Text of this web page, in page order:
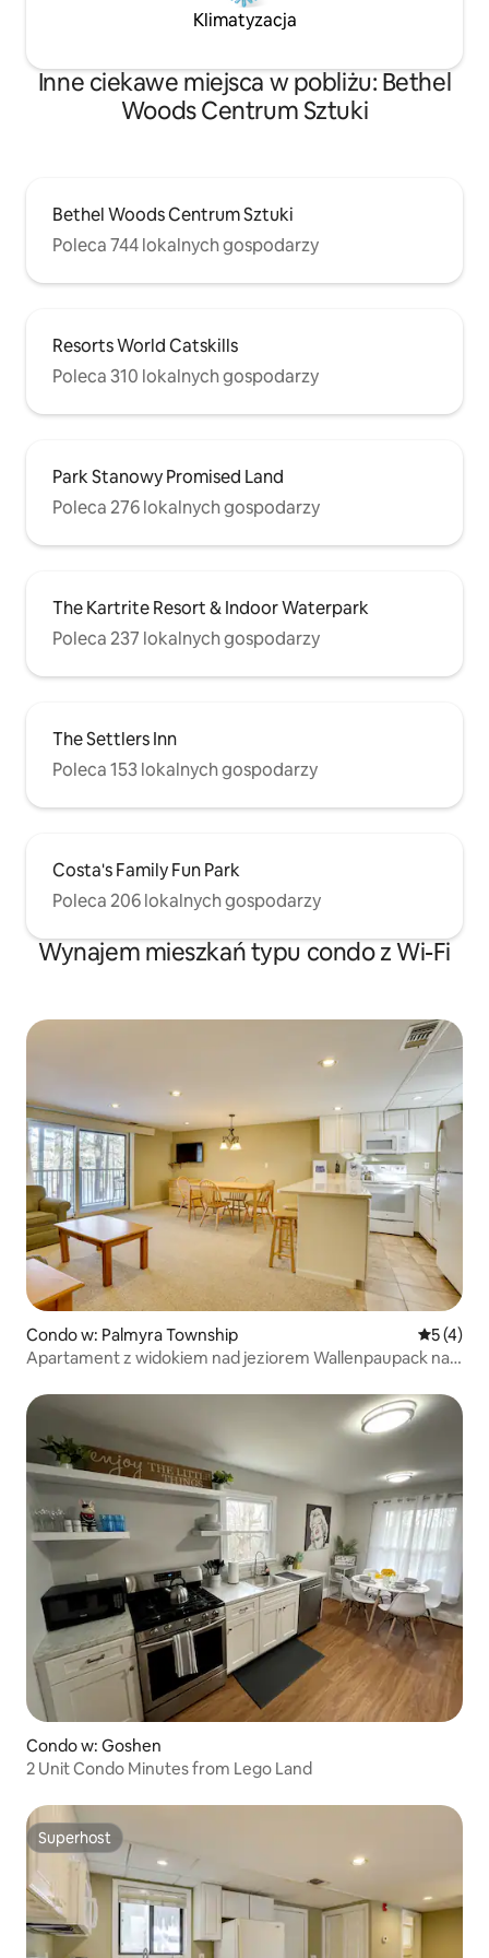
Klimatyzacja
Inne ciekawe miejsca w pobliżu: Bethel
Woods Centrum Sztuki
Bethel Woods Centrum Sztuki
Poleca 744 lokalnych gospodarzy
Resorts World Catskills
Poleca 310 lokalnych gospodarzy
Park Stanowy Promised Land
Poleca 276 lokalnych gospodarzy
The Kartrite Resort & Indoor Waterpark
Poleca 237 lokalnych gospodarzy
The Settlers Inn
Poleca 153 lokalnych gospodarzy
Costa's Family Fun Park
Poleca 206 lokalnych gospodarzy
Wynajem mieszkań typu condo z Wi-Fi
Condo w: Palmyra Township Średnia
5 (4)
Apartament z widokiem nad jeziorem Wallenpaupack na
Condo w: Goshen
2 Unit Condo Minutes from Lego Land
Superhost
Superhost